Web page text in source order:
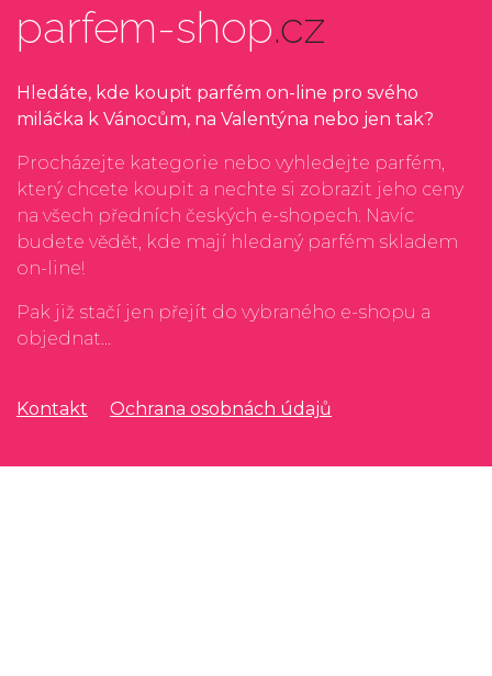
parfem-shop.cz
Hledáte, kde koupit parfém on-line pro svého
miláčka k Vánocům, na Valentýna nebo jen tak?
Procházejte kategorie nebo vyhledejte parfém,
který chcete koupit a nechte si zobrazit jeho ceny
na všech předních českých e-shopech. Navíc
budete vědět, kde mají hledaný parfém skladem
on-line!
Pak již stačí jen přejít do vybraného e-shopu a
objednat...
Kontakt Ochrana osobnách údajů